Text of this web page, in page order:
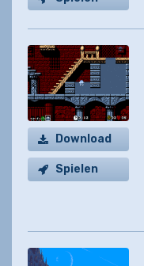
Download
Spielen